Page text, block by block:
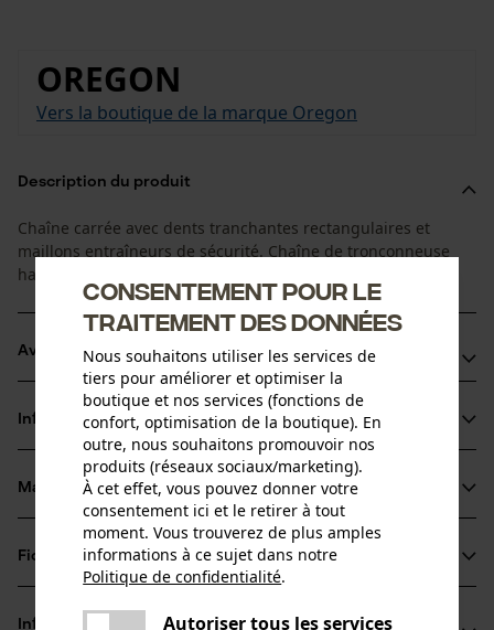
OREGON
Vers la boutique de la marque Oregon
Description du produit
Chaîne carrée avec dents tranchantes rectangulaires et
maillons entraîneurs de sécurité. Chaîne de tronçonneuse
haute performance pour une utilisation professionnelle.
Avantages du produit
La chaîne réduit les vibrations du dispositif de coupe
Dents carrées très performantes
Marquage de l'angle d'affûtage sur le sommet des dents
pour un affûtage correct
Informations sur le produit
Détails du produit
Type dactivité
Matériau & entretien
Matériau
Matériau principal
Fiches techniques
Informations fabricant
Consentement pour le
traitement des données
Nous souhaitons utiliser les services de
tiers pour améliorer et optimiser la
boutique et nos services (fonctions de
confort, optimisation de la boutique). En
outre, nous souhaitons promouvoir nos
produits (réseaux sociaux/marketing).
À cet effet, vous pouvez donner votre
consentement ici et le retirer à tout
moment. Vous trouverez de plus amples
informations à ce sujet dans notre
Politique de confidentialité.
Autoriser tous les services
Une erreur s'est produite. Veuillez
partager